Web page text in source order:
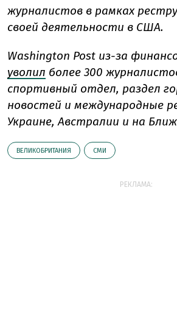
журналистов в рамках
своей деятельности в США.
Washington Post из-за
уволил более 300
спортивный отдел, раздел
новостей и международные
Украине, Австралии и на
ВЕЛИКОБРИТАНИЯ СМИ
РЕКЛАМА: